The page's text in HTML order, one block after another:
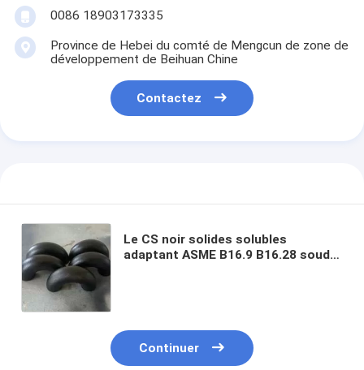
0086 18903173335
Province de Hebei du comté de Mengcun de zone de
développement de Beihuan Chine
Contactez
Le CS noir solides solubles
adaptant ASME B16.9 B16.28 soudé
Continuer